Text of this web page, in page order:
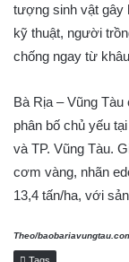
tượng sinh vật gây
kỹ thuật, người
chống ngay từ
Bà Rịa – Vũng Tàu
phân bố chủ yếu
và TP. Vũng Tàu.
cơm vàng, nhãn
13,4 tấn/ha, với
Theo/